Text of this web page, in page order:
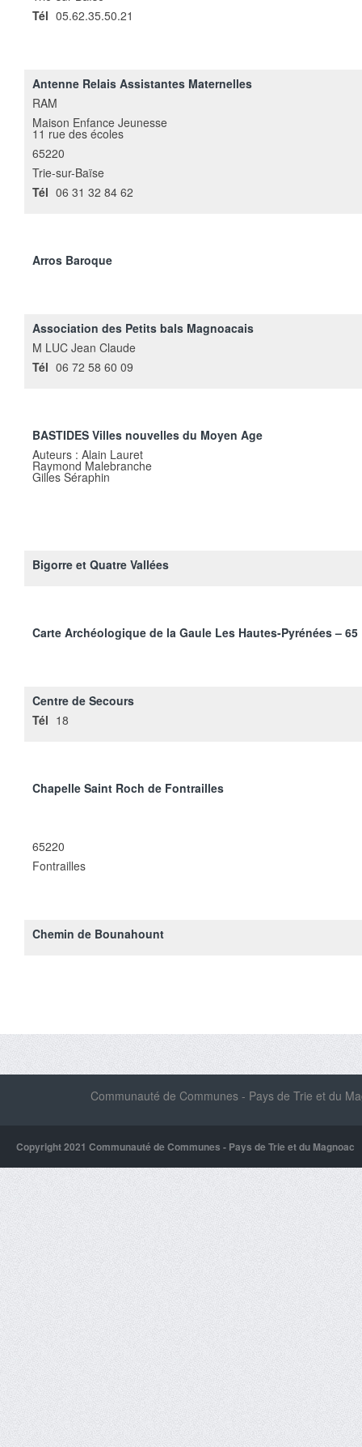
Tél 05.62.35.50.21
Antenne Relais Assistantes Maternelles
RAM
Maison Enfance Jeunesse
11 rue des écoles
65220
Trie-sur-Baïse
Tél 06 31 32 84 62
Arros Baroque
Association des Petits bals Magnoacais
M LUC Jean Claude
Tél 06 72 58 60 09
BASTIDES Villes nouvelles du Moyen Age
Auteurs : Alain Lauret
Raymond Malebranche
Gilles Séraphin
Bigorre et Quatre Vallées
Carte Archéologique de la Gaule Les Hautes-Pyrénées – 65
Centre de Secours
Tél 18
Chapelle Saint Roch de Fontrailles
65220
Fontrailles
Chemin de Bounahount
Communauté de Communes - Pays de Trie et du
Copyright 2021 Communauté de Communes - Pays de Trie et du Magnoac